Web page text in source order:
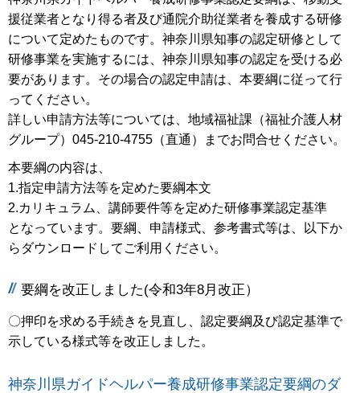
援従業者となり得る者及び通院介助従業者を養成する研修
について定めたものです。神奈川県知事の認定研修として
研修事業を実施するには、神奈川県知事の認定を受ける必
要があります。その場合の認定申請は、本要綱に従って行
ってください。
詳しい申請方法等については、地域福祉課（福祉介護人材
グループ）045-210-4755（直通）までお問合せください。
本要綱の内容は、
1.指定申請方法等を定めた要綱本文
2.カリキュラム、講師要件等を定めた研修事業認定基準
となっています。要綱、申請様式、参考書式等は、以下か
らダウンロードしてご利用ください。
要綱を改正しました(令和3年8月改正）
〇押印を求める手続きを見直し、認定要綱及び認定基準で
示している様式等を改正しました。
神奈川県ガイドヘルパー養成研修事業認定要綱のダ